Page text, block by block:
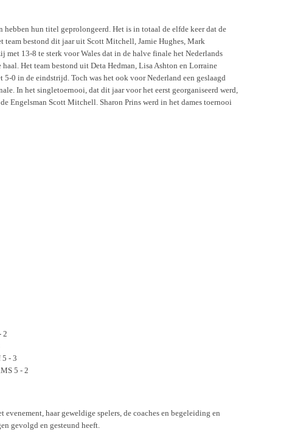
hebben hun titel geprolongeerd. Het is in totaal de elfde keer dat de
team bestond dit jaar uit Scott Mitchell, Jamie Hughes, Mark
met 13-8 te sterk voor Wales dat in de halve finale het Nederlands
Het team bestond uit Deta Hedman, Lisa Ashton en Lorraine
0 in de eindstrijd. Toch was het ook voor Nederland een geslaagd
In het singletoernooi, dat dit jaar voor het eerst georganiseerd werd,
Engelsman Scott Mitchell. Sharon Prins werd in het dames toernooi
2
5 - 3
5 - 2
haar geweldige spelers, de coaches en begeleiding en
gevolgd en gesteund heeft.